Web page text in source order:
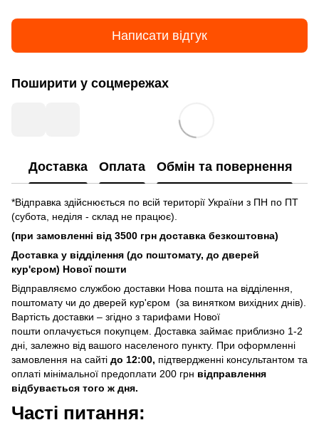
Написати відгук
Поширити у соцмережах
Доставка Оплата Обмін та повернення
*Відправка здійснюється по всій території України з ПН по ПТ
(субота, неділя - склад не працює).
(при замовленні від 3500 грн доставка безкоштовна)
Доставка у відділення (до поштомату, до дверей
кур'єром) Нової пошти
Відправляємо службою доставки Нова пошта на відділення,
поштомату чи до дверей кур'єром (за винятком вихідних днів).
Вартість доставки – згідно з тарифами Нової
пошти оплачується покупцем. Доставка займає приблизно 1-2
дні, залежно від вашого населеного пункту. При оформленні
замовлення на сайті до 12:00, підтвердженні консультантом та
оплаті мінімальної предоплати 200 грн відправлення
відбувається того ж дня.
Часті питання: